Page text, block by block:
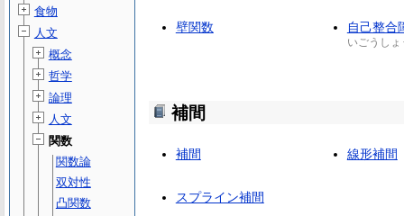
壁関数
自己整合
いごうし
補間
補間 線形補間
スプライン補間
食物
人文
概念
哲学
論理
人文
関数
関数論
双対性
凸関数